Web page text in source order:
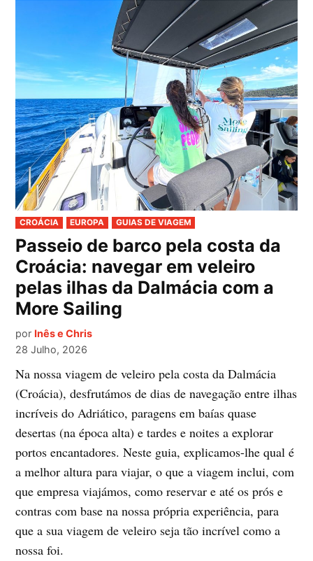
PUBLICADO
EM
CROÁCIA EUROPA GUIAS DE VIAGEM
Passeio de barco pela costa da
Croácia: navegar em veleiro
pelas ilhas da Dalmácia com a
More Sailing
por Inês e Chris
28 Julho, 2026
Na nossa viagem de veleiro pela costa da Dalmácia
(Croácia), desfrutámos de dias de navegação entre ilhas
incríveis do Adriático, paragens em baías quase
desertas (na época alta) e tardes e noites a explorar
portos encantadores. Neste guia, explicamos-lhe qual é
a melhor altura para viajar, o que a viagem inclui, com
que empresa viajámos, como reservar e até os prós e
contras com base na nossa própria experiência, para
que a sua viagem de veleiro seja tão incrível como a
nossa foi.